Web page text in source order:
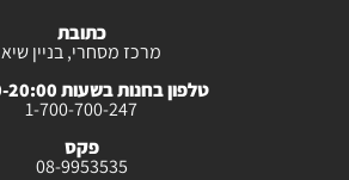
כתובת
מרכז מסחרי, בניין שיא
טלפון בחנות בשעות 08:30-20:00
1-700-700-247
פקס
08-9953535